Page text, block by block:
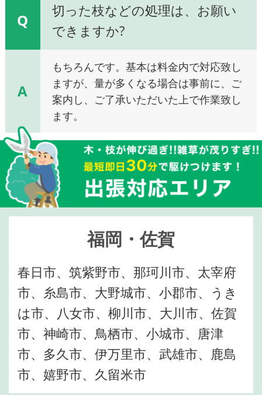
Q
切った枝などの処理は、お願い
できますか?
A
もちろんです。基本は料金内で対応致し
ますが、量が多くなる場合は事前に、ご
案内し、ご了承いただいた上で作業致し
ます。
福岡・佐賀
春日市、筑紫野市、那珂川市、太宰府
市、糸島市、大野城市、小郡市、うき
は市、八女市、柳川市、大川市、佐賀
市、神崎市、鳥栖市、小城市、唐津
市、多久市、伊万里市、武雄市、鹿島
市、嬉野市、久留米市